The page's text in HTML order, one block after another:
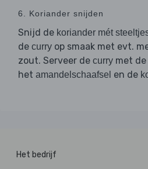
6. Koriander snijden
Snijd de koriander mét
de curry op smaak met evt.
zout. Serveer de curry met de
het amandelschaafsel en de
Het bedrijf